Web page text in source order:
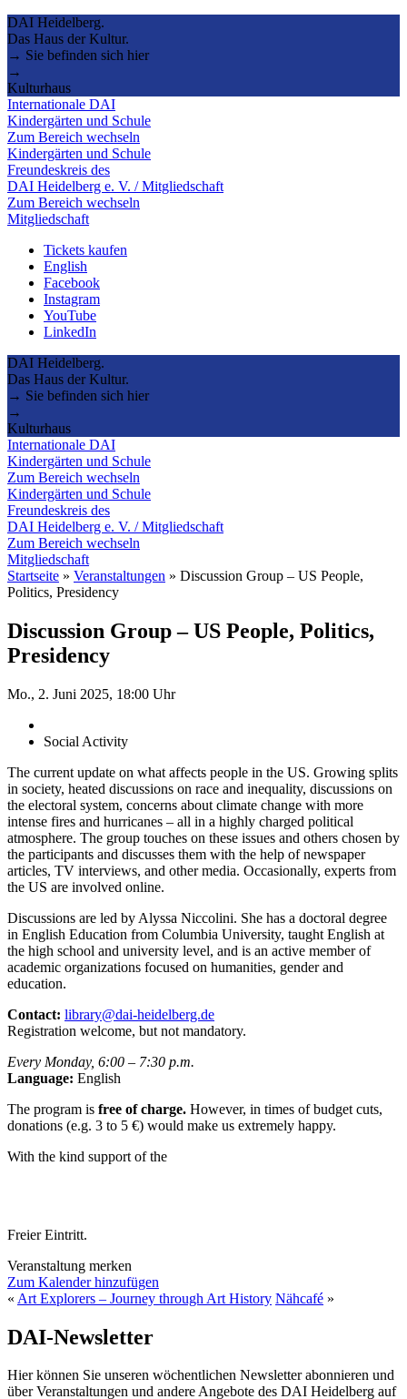
DAI Heidelberg.
Das Haus der Kultur.
→ Sie befinden sich hier
→
Kulturhaus
Internationale DAI
Kindergärten und Schule
Zum Bereich wechseln
Kindergärten und Schule
Freundeskreis des
DAI Heidelberg e. V. / Mitgliedschaft
Zum Bereich wechseln
Mitgliedschaft
Tickets kaufen
English
Facebook
Instagram
YouTube
LinkedIn
DAI Heidelberg.
Das Haus der Kultur.
→ Sie befinden sich hier
→
Kulturhaus
Internationale DAI
Kindergärten und Schule
Zum Bereich wechseln
Kindergärten und Schule
Freundeskreis des
DAI Heidelberg e. V. / Mitgliedschaft
Zum Bereich wechseln
Mitgliedschaft
Startseite » Veranstaltungen » Discussion Group – US People,
Politics, Presidency
Discussion Group – US People, Politics,
Presidency
Mo., 2. Juni 2025, 18:00 Uhr
Social Activity
The current update on what affects people in the US. Growing splits
in society, heated discussions on race and inequality, discussions on
the electoral system, concerns about climate change with more
intense fires and hurricanes – all in a highly charged political
atmosphere. The group touches on these issues and others chosen by
the participants and discusses them with the help of newspaper
articles, TV interviews, and other media. Occasionally, experts from
the US are involved online.
Discussions are led by Alyssa Niccolini. She has a doctoral degree
in English Education from Columbia University, taught English at
the high school and university level, and is an active member of
academic organizations focused on humanities, gender and
education.
Contact: library@dai-heidelberg.de
Registration welcome, but not mandatory.
Every Monday, 6:00 – 7:30 p.m.
Language: English
The program is free of charge. However, in times of budget cuts,
donations (e.g. 3 to 5 €) would make us extremely happy.
With the kind support of the
Freier Eintritt.
Veranstaltung merken
Zum Kalender hinzufügen
« Art Explorers – Journey through Art History Nähcafé »
DAI-Newsletter
Hier können Sie unseren wöchentlichen Newsletter abonnieren und
über Veranstaltungen und andere Angebote des DAI Heidelberg auf